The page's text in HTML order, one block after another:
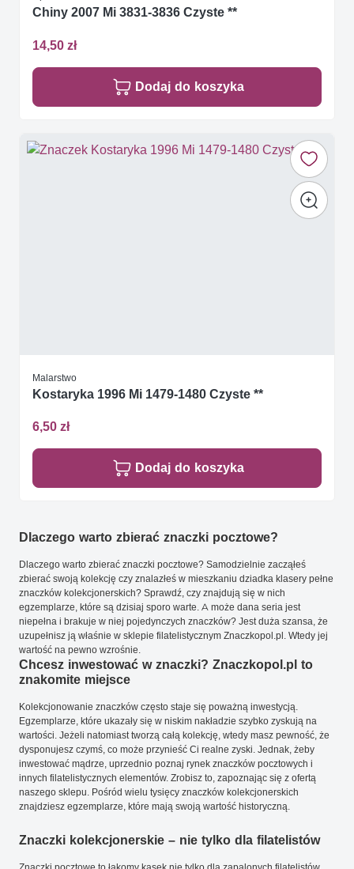
Chiny 2007 Mi 3831-3836 Czyste **
14,50 zł
Dodaj do koszyka
Malarstwo
Kostaryka 1996 Mi 1479-1480 Czyste **
6,50 zł
Dodaj do koszyka
Dlaczego warto zbierać znaczki pocztowe?
Dlaczego warto zbierać znaczki pocztowe? Samodzielnie zacząłeś
zbierać swoją kolekcję czy znalazłeś w mieszkaniu dziadka klasery pełne
znaczków kolekcjonerskich? Sprawdź, czy znajdują się w nich
egzemplarze, które są dzisiaj sporo warte. A może dana seria jest
niepełna i brakuje w niej pojedynczych znaczków? Jest duża szansa, że
uzupełnisz ją właśnie w sklepie filatelistycznym Znaczkopol.pl. Wtedy jej
wartość na pewno wzrośnie.
Chcesz inwestować w znaczki? Znaczkopol.pl to
znakomite miejsce
Kolekcjonowanie znaczków często staje się poważną inwestycją.
Egzemplarze, które ukazały się w niskim nakładzie szybko zyskują na
wartości. Jeżeli natomiast tworzą całą kolekcję, wtedy masz pewność, że
dysponujesz czymś, co może przynieść Ci realne zyski. Jednak, żeby
inwestować mądrze, uprzednio poznaj rynek znaczków pocztowych i
innych filatelistycznych elementów. Zrobisz to, zapoznając się z ofertą
naszego sklepu. Pośród wielu tysięcy znaczków kolekcjonerskich
znajdziesz egzemplarze, które mają swoją wartość historyczną.
Znaczki kolekcjonerskie – nie tylko dla filatelistów